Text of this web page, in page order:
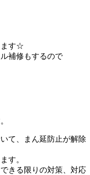
ます☆
補修もするので
て、まん延防止が解除
す。
きる限りの対策、対応